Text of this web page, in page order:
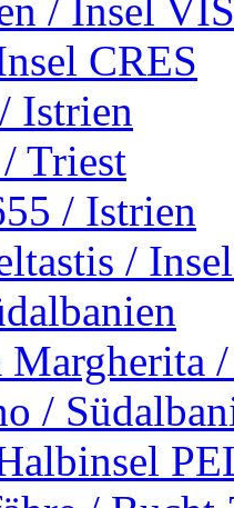
/ Insel VIS
CRES
Istrien
Triest
/ Istrien
/
Margherita
/